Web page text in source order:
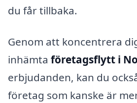
du får tillbaka.
Genom att koncentrera
inhämta företagsflytt i
erbjudanden, kan du
företag som kanske är